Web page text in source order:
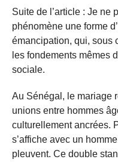
Suite de l’article : Je ne
phénomène une forme
émancipation, qui, sous
les fondements mêmes
sociale.
Au Sénégal, le mariage
unions entre hommes
culturellement ancrées.
s’affiche avec un
pleuvent. Ce double